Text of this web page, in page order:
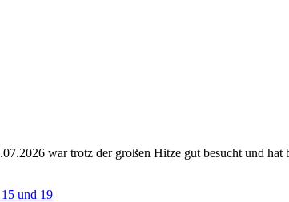
war trotz der großen Hitze gut besucht und